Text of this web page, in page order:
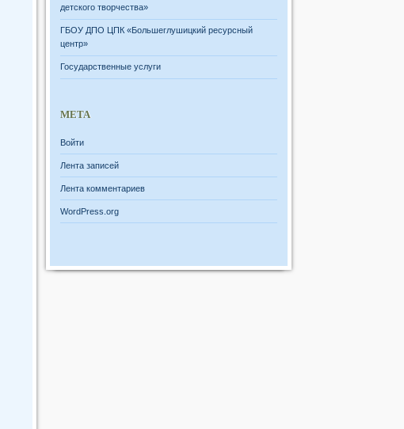
детского творчества»
ГБОУ ДПО ЦПК «Большеглушицкий ресурсный
центр»
Государственные услуги
МЕТА
Войти
Лента записей
Лента комментариев
WordPress.org